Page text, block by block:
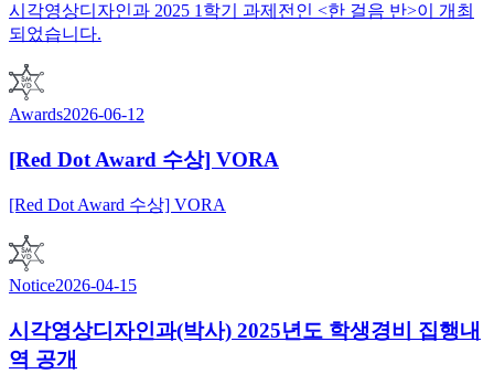
시각영상디자인과 2025 1학기 과제전인 <한 걸음 반>이 개최
되었습니다.
Awards2026-06-12
[Red Dot Award 수상] VORA
[Red Dot Award 수상] VORA
Notice2026-04-15
시각영상디자인과(박사) 2025년도 학생경비 집행내
역 공개